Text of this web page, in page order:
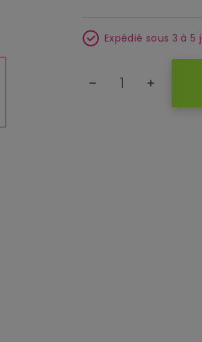
Expédié sous 3 à 5
remove add